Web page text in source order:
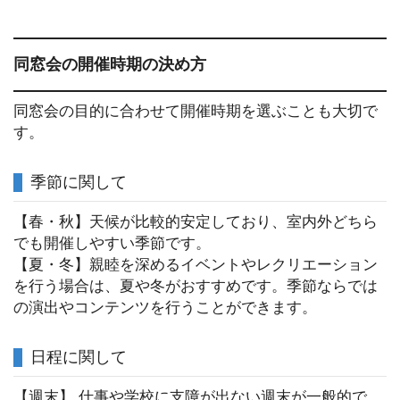
同窓会の開催時期の決め方
同窓会の目的に合わせて開催時期を選ぶことも大切で
す。
季節に関して
【春・秋】天候が比較的安定しており、室内外どちら
でも開催しやすい季節です。
【夏・冬】親睦を深めるイベントやレクリエーション
を行う場合は、夏や冬がおすすめです。季節ならでは
の演出やコンテンツを行うことができます。
日程に関して
【週末】 仕事や学校に支障が出ない週末が一般的で